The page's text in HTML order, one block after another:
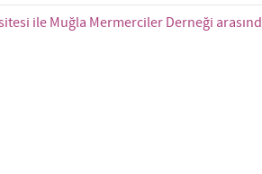
ile Muğla Mermerciler Derneği